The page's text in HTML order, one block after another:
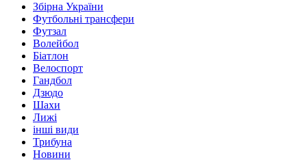
Збірна України
Футбольні трансфери
Футзал
Волейбол
Біатлон
Велоспорт
Гандбол
Дзюдо
Шахи
Лижі
інші види
Трибуна
Новини